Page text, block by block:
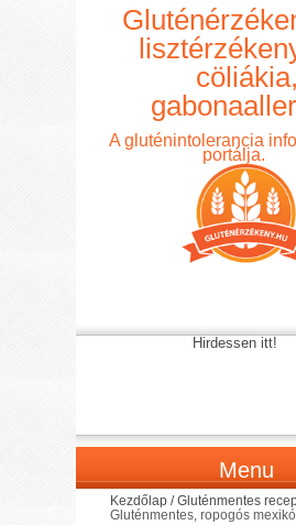
cöliákia,
A gluténintolerancia
portálja.
Hirdessen itt!
Menu
Kezdőlap /Gluténmentes
Gluténmentes, ropogós